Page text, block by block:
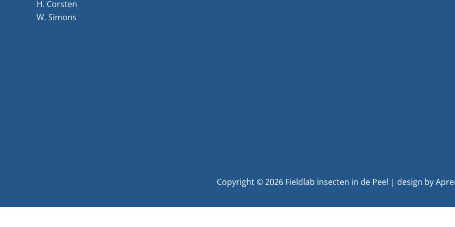
H. Corsten
W. Simons
Copyright © 2026 Fieldlab insecten in de Peel | design by